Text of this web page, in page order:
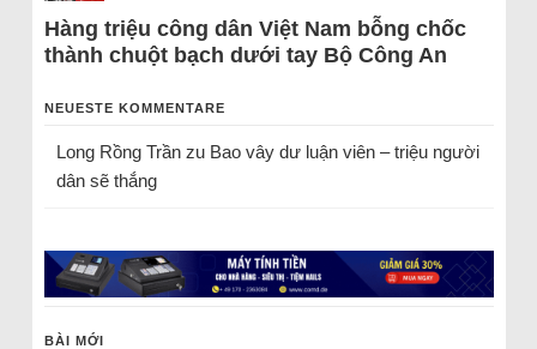
Hàng triệu công dân Việt Nam bỗng chốc
thành chuột bạch dưới tay Bộ Công An
NEUESTE KOMMENTARE
Long Rồng Trầnzu Bao vây dư luận viên – triệu người
dân sẽ thắng
BÀI MỚI